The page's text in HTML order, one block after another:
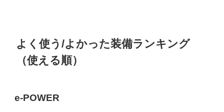
よく使う/よかった装備ランキング
（使える順）
e-POWER